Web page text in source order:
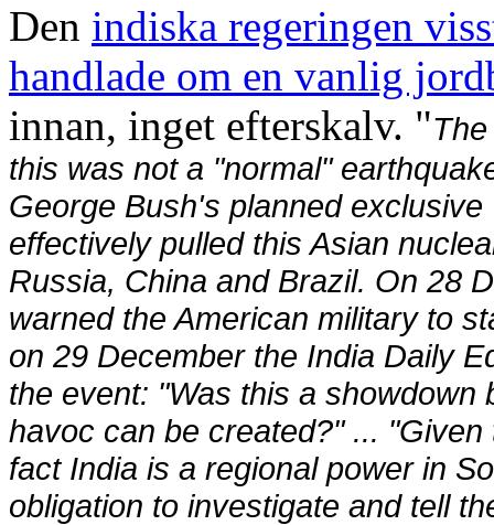
Den indiska regeringen
handlade om en vanlig
innan, inget efterskalv. "
this was not a "normal"
George Bush's planned
effectively pulled this Asian
Russia, China and Brazil. On 28
warned the American military to
on 29 December the India Daily
the event: "Was this a
havoc can be created?" ...
fact India is a regional power in
obligation to investigate and tell